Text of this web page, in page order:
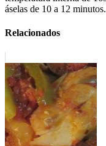
áselas de 10 a 12 minutos.
Relacionados